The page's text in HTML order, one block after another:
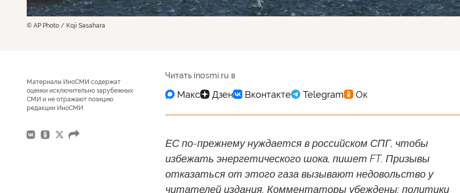
© AP Photo / Koji Sasahara
Материалы ИноСМИ содержат
оценки исключительно зарубежных
СМИ и не отражают позицию
редакции ИноСМИ
Читать inosmi.ru в
ЕС по-прежнему нуждается в российском СПГ, чтобы
избежать энергетического шока, пишет FT. Призывы
отказаться от этого газа вызывают недовольство у
читателей издания. Комментаторы убеждены: политики